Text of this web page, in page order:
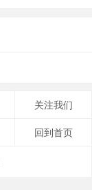
关注我们
回到首页